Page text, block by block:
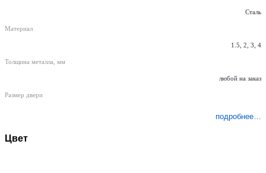
Сталь
Материал
1.5, 2, 3, 4
Толщина металла, мм
любой на заказ
Размер двери
подробнее…
Цвет